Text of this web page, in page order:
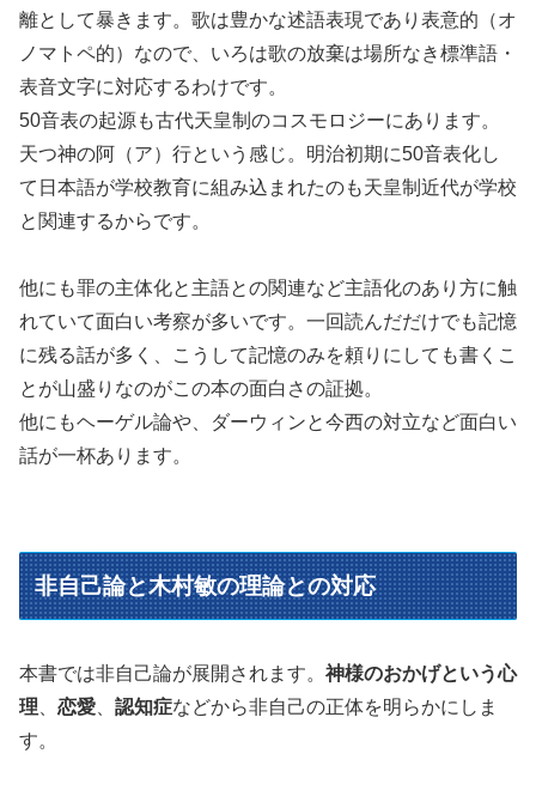
離として暴きます。歌は豊かな述語表現であり表意的（オ
ノマトペ的）なので、いろは歌の放棄は場所なき標準語・
表音文字に対応するわけです。
50音表の起源も古代天皇制のコスモロジーにあります。
天つ神の阿（ア）行という感じ。明治初期に50音表化し
て日本語が学校教育に組み込まれたのも天皇制近代が学校
と関連するからです。
他にも罪の主体化と主語との関連など主語化のあり方に触
れていて面白い考察が多いです。一回読んだだけでも記憶
に残る話が多く、こうして記憶のみを頼りにしても書くこ
とが山盛りなのがこの本の面白さの証拠。
他にもヘーゲル論や、ダーウィンと今西の対立など面白い
話が一杯あります。
非自己論と木村敏の理論との対応
本書では非自己論が展開されます。 神様のおかげという心
理
恋愛 認知症などから非自己の正体を明らかにしま
す。